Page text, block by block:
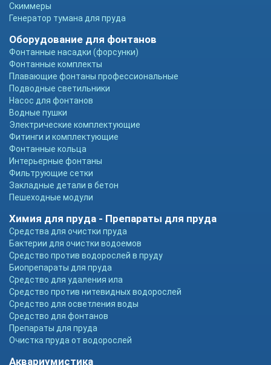
Скиммеры
Генератор тумана для пруда
Оборудование для фонтанов
Фонтанные насадки (форсунки)
Фонтанные комплекты
Плавающие фонтаны профессиональные
Подводные светильники
Насос для фонтанов
Водные пушки
Электрические комплектующие
Фитинги и комплектующие
Фонтанные кольца
Интерьерные фонтаны
Фильтрующие сетки
Закладные детали в бетон
Пешеходные модули
Химия для пруда - Препараты для пруда
Средства для очистки пруда
Бактерии для очистки водоемов
Средство против водорослей в пруду
Биопрепараты для пруда
Средство для удаления ила
Средство против нитевидных водорослей
Средство для осветления воды
Средство для фонтанов
Препараты для пруда
Очистка пруда от водорослей
Аквариумистика